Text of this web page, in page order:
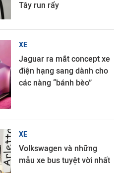
Tây run rẩy
XE
Jaguar ra mắt concept xe
điện hạng sang dành cho
các nàng “bánh bèo”
XE
Volkswagen và những
mẫu xe bus tuyệt vời nhất